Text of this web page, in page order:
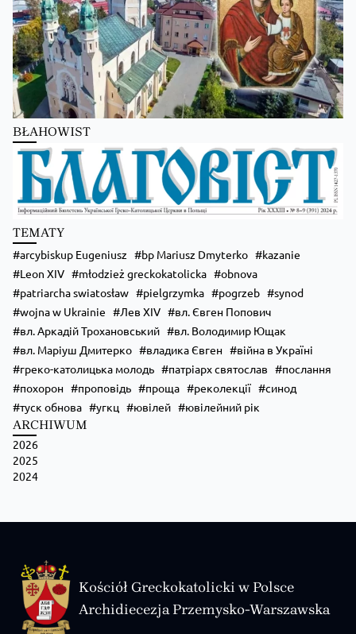
Kościół Greckokatolicki
2 days ago
Школи Християнського Аніматора (ШХА)
✨ Хочеш не просто проводити час, а зростати у вірі, відкривати свої
Запрошуємо тебе до Школи Християнського Аніматора (ШХА) — місця,
Більше на сайті...
Kościół Greckokatolicki
2 days ago
📅 21–22 серпня
📍 с. Гломча (біля Сянока)
Особливо чекаємо родини, але раді будемо кожному, незалежно від віку
На вас чекають:
🙏 Божественна Літургія;
📖 духовна наука;
🔥 вечірня ватра;
🧭 велика пригодницька гра;
🧠 інтелектуальна гра;
🤝 ...Zobacz więcej
BŁAHOWIST
TEMATY
arcybiskup Eugeniusz bp Mariusz Dmyterko
kazanie
Leon XIV
młodzież greckokatolicka
obnova
patriarcha swiatosław
pielgrzymka pogrzeb
synod
wojna w Ukrainie
Лев XIV
вл. Євген Попович
вл. Аркадій Трохановський
вл. Володимир Ющак
вл. Маріуш Дмитерко
владика Євген
війна в Україні
греко-католицька молодь
патріарх святослав
послання
похорон
проповідь проща реколекції
синод
туск обнова
угкц ювілей ювілейний рік
ARCHIWUM
2026
2025
2024
Kościół Greckokatolicki w Polsce
Archidiecezja Przemysko-Warszawska